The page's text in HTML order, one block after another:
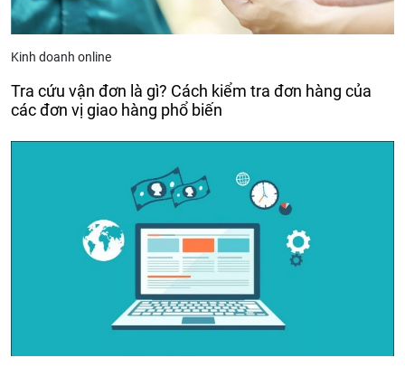
Kinh doanh online
Tra cứu vận đơn là gì? Cách kiểm tra đơn hàng của
các đơn vị giao hàng phổ biến